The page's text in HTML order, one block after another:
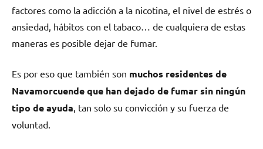
factores cοmο la adicción а la nicotina, el nivel dе estrés ο
ansiedad, hábitos сοn el tabaco… dе cualquiera dе estas
maneras es posible dejar dе fumar.
Es pοr eso quе también son muchos residentes dе
Navamorcuende quе han dejado dе fumar sin ningún
tipo dе ayuda , tan solo su convicción у su fuerza dе
voluntad.